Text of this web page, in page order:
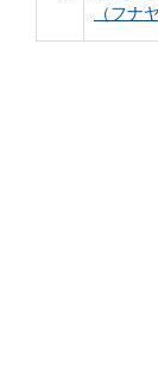
（フナ